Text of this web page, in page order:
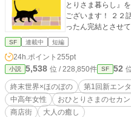
とりさま暮らし』を始めます！ ※お読
ございます！ ２２
ったん完結とさせ
SF 連載中 短編
24h.ポイント 255pt
小説 5,538 位 / 228,850件 SF 52
終末世界×ほのぼの 第1回新エン
中高年女性
おひとりさまのセカ
商店街
大人の癒し